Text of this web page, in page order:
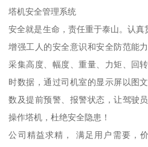
塔机安全管理系统
安全就是生命，责任重于泰山。认真
增强工人的安全意识和安全防范能
采集高度、幅度、重量、力矩、回
时数据，通过司机室的显示屏以图
数及提前预警、报警状态，让驾驶
操作塔机，杜绝安全隐患！
公司精益求精， 满足用户需要，